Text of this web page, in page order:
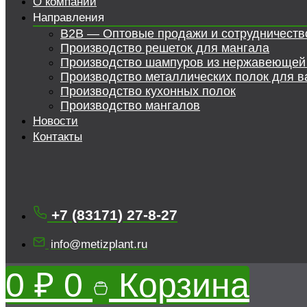
Направления
B2B — Оптовые продажи и
Производство решеток для мангала
Производство шампуров из нержавеющей
Производство металлических полок для
Производство кухонных полок
Производство мангалов
Новости
Контакты
+7 (83171) 27-8-27
info@metizplant.ru
0 ₽ 0 Корзина